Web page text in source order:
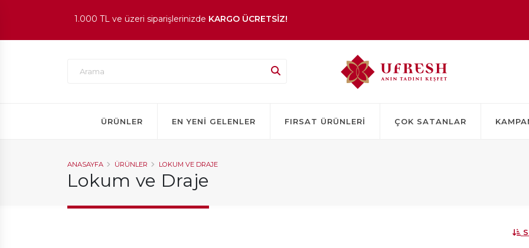
En beğenilen ürünlerdeİNDİRİM fırsatı!
ÜRÜNLER EN YENI GELENLER FIRSAT ÜRÜNLERI ÇOK SATANLAR
ANASAYFA ÜRÜNLER LOKUM VE DRAJE
Lokum ve Draje